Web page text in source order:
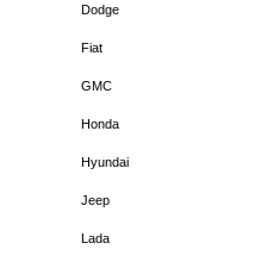
Dodge
Fiat
GMC
Honda
Hyundai
Jeep
Lada